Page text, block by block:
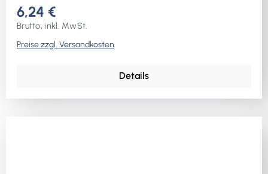
6,24 €
Brutto, inkl. MwSt.
Preise zzgl. Versandkosten
Details